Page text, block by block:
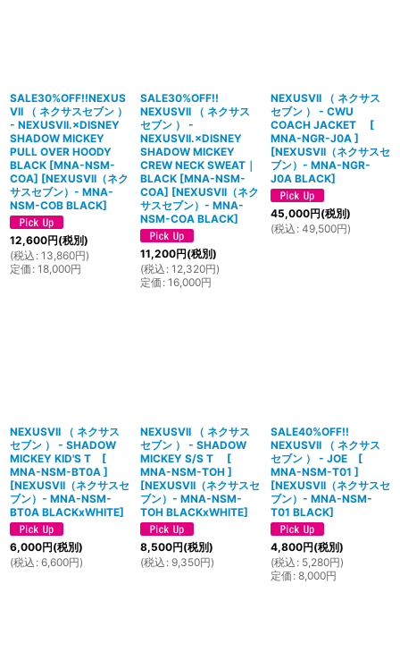
SALE30%OFF!!NEXUS
VII （ ネクサスセブン ）
- NEXUSVII.×DISNEY
SHADOW MICKEY
PULL OVER HOODY
BLACK [MNA-NSM-
COA] [NEXUSVII（ネク
サスセブン）- MNA-
NSM-COB BLACK]
12,600円(税別)
(税込 : 13,860円)
定価 : 18,000円
SALE30%OFF!!
NEXUSVII （ ネクサス
セブン ） -
NEXUSVII.×DISNEY
SHADOW MICKEY
CREW NECK SWEAT｜
BLACK [MNA-NSM-
COA] [NEXUSVII（ネク
サスセブン）- MNA-
NSM-COA BLACK]
11,200円(税別)
(税込 : 12,320円)
定価 : 16,000円
NEXUSVII （ ネクサス
セブン ） - CWU
COACH JACKET [
MNA-NGR-J0A ]
[NEXUSVII（ネクサスセ
ブン）- MNA-NGR-
J0A BLACK]
45,000円(税別)
(税込 : 49,500円)
NEXUSVII （ ネクサス
セブン ） - SHADOW
MICKEY KID'S T [
MNA-NSM-BT0A ]
[NEXUSVII（ネクサスセ
ブン）- MNA-NSM-
BT0A BLACKxWHITE]
6,000円(税別)
(税込 : 6,600円)
NEXUSVII （ ネクサス
セブン ） - SHADOW
MICKEY S/S T [
MNA-NSM-TOH ]
[NEXUSVII（ネクサスセ
ブン）- MNA-NSM-
TOH BLACKxWHITE]
8,500円(税別)
(税込 : 9,350円)
SALE40%OFF!!
NEXUSVII （ ネクサス
セブン ） - JOE [
MNA-NSM-T01 ]
[NEXUSVII（ネクサスセ
ブン）- MNA-NSM-
T01 BLACK]
4,800円(税別)
(税込 : 5,280円)
定価 : 8,000円